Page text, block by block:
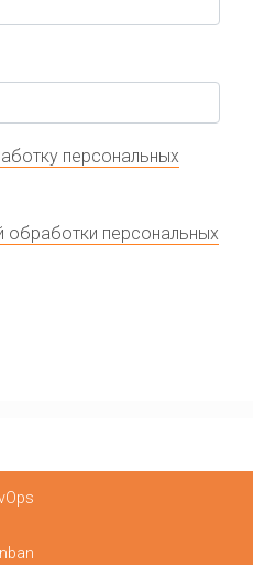
персональных
обработки персональных